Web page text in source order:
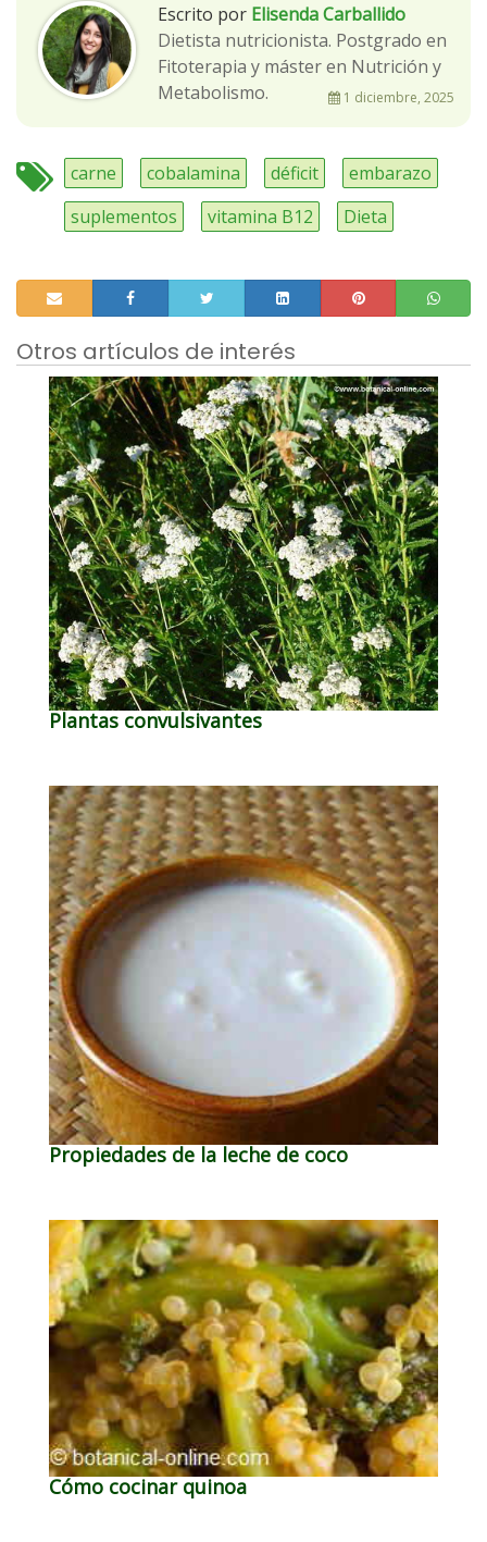
Escrito por Elisenda Carballido
Dietista nutricionista. Postgrado en
Fitoterapia y máster en Nutrición y
Metabolismo.
1 diciembre, 2025
carne cobalamina déficit
embarazo
suplementos
vitamina B12 Dieta
Otros artículos de interés
Plantas convulsivantes
Propiedades de la leche de coco
Cómo cocinar quinoa